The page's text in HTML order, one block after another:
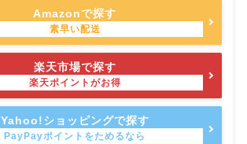
Amazonで探す
楽天市場で探す
Yahoo!ショッピングで探す